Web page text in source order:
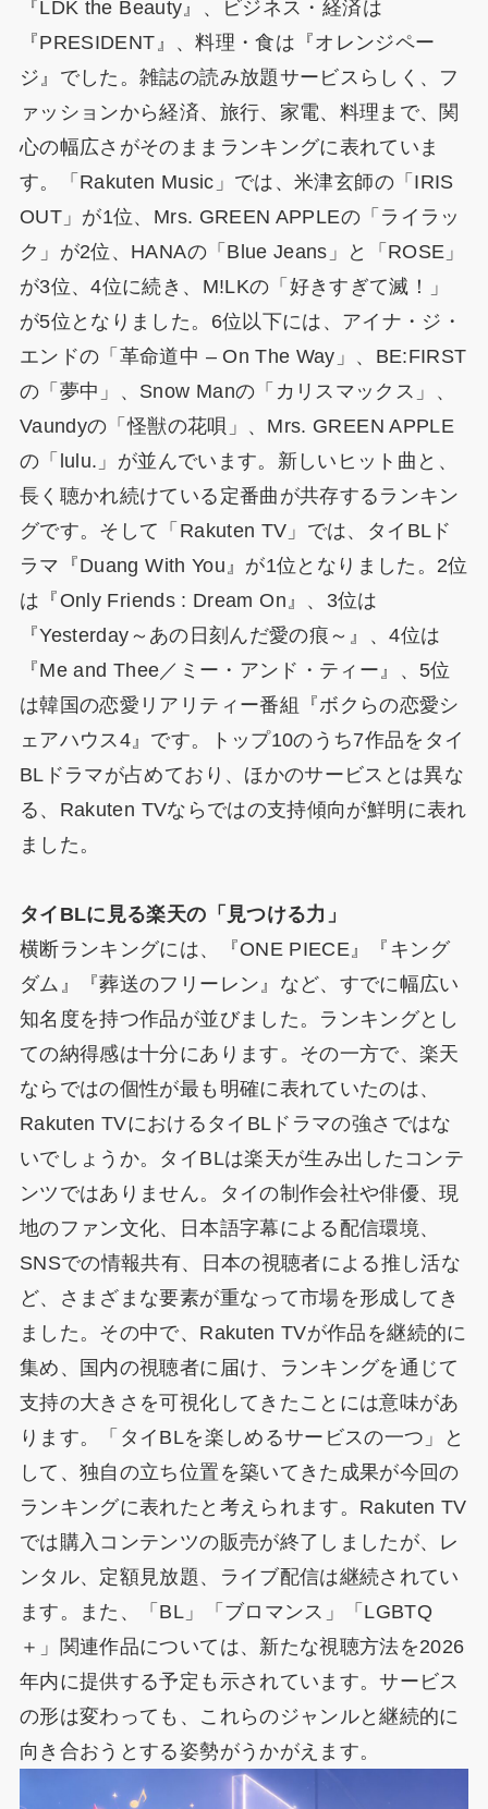
『LDK the Beauty』、ビジネス・経済は
『PRESIDENT』、料理・食は『オレンジペー
ジ』でした。雑誌の読み放題サービスらしく、フ
ァッションから経済、旅行、家電、料理まで、関
心の幅広さがそのままランキングに表れていま
す。「Rakuten Music」では、米津玄師の「IRIS
OUT」が1位、Mrs. GREEN APPLEの「ライラッ
ク」が2位、HANAの「Blue Jeans」と「ROSE」
が3位、4位に続き、M!LKの「好きすぎて滅！」
が5位となりました。6位以下には、アイナ・ジ・
エンドの「革命道中 – On The Way」、BE:FIRST
の「夢中」、Snow Manの「カリスマックス」、
Vaundyの「怪獣の花唄」、Mrs. GREEN APPLE
の「lulu.」が並んでいます。新しいヒット曲と、
長く聴かれ続けている定番曲が共存するランキン
グです。そして「Rakuten TV」では、タイBLド
ラマ『Duang With You』が1位となりました。2位
は『Only Friends : Dream On』、3位は
『Yesterday～あの日刻んだ愛の痕～』、4位は
『Me and Thee／ミー・アンド・ティー』、5位
は韓国の恋愛リアリティー番組『ボクらの恋愛シ
ェアハウス4』です。トップ10のうち7作品をタイ
BLドラマが占めており、ほかのサービスとは異な
る、Rakuten TVならではの支持傾向が鮮明に表れ
ました。
タイBLに見る楽天の「見つける力」
横断ランキングには、『ONE PIECE』『キング
ダム』『葬送のフリーレン』など、すでに幅広い
知名度を持つ作品が並びました。ランキングとし
ての納得感は十分にあります。その一方で、楽天
ならではの個性が最も明確に表れていたのは、
Rakuten TVにおけるタイBLドラマの強さではな
いでしょうか。タイBLは楽天が生み出したコンテ
ンツではありません。タイの制作会社や俳優、現
地のファン文化、日本語字幕による配信環境、
SNSでの情報共有、日本の視聴者による推し活な
ど、さまざまな要素が重なって市場を形成してき
ました。その中で、Rakuten TVが作品を継続的に
集め、国内の視聴者に届け、ランキングを通じて
支持の大きさを可視化してきたことには意味があ
ります。「タイBLを楽しめるサービスの一つ」と
して、独自の立ち位置を築いてきた成果が今回の
ランキングに表れたと考えられます。Rakuten TV
では購入コンテンツの販売が終了しましたが、レ
ンタル、定額見放題、ライブ配信は継続されてい
ます。また、「BL」「ブロマンス」「LGBTQ
＋」関連作品については、新たな視聴方法を2026
年内に提供する予定も示されています。サービス
の形は変わっても、これらのジャンルと継続的に
向き合おうとする姿勢がうかがえます。